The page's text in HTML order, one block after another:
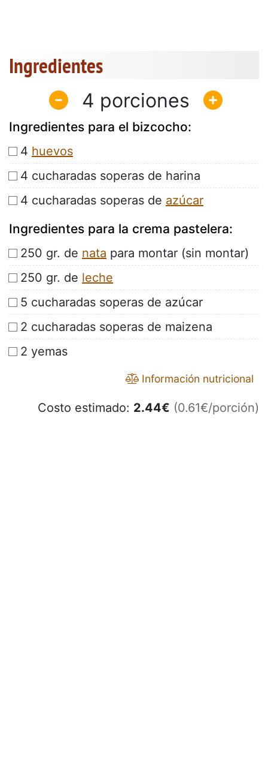
Ingredientes
4
Ingredientes para el bizcocho:
4 huevos
4 cucharadas soperas de harina
4 cucharadas soperas de azúcar
Ingredientes para la crema pastelera:
250 gr. de nata para montar (sin montar)
250 gr. de leche
5 cucharadas soperas de azúcar
2 cucharadas soperas de maizena
2 yemas
Información nutricional
Costo estimado: 2.44€ (0.61€/porción)